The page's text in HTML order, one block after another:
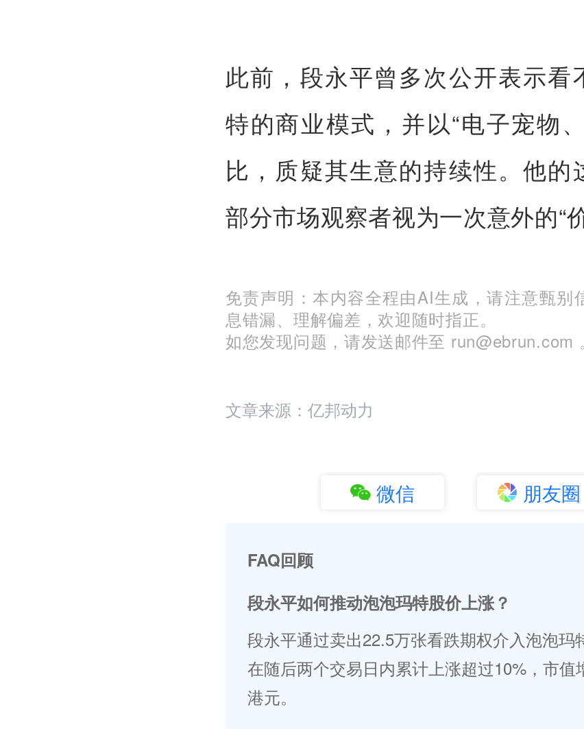
此前，段永平曾多次公开表示看
特的商业模式，并以“电子宠物
比，质疑其生意的持续性。他的
部分市场观察者视为一次意外的“价
免责声明：本内容全程由AI生成，请注意甄别
息错漏、理解偏差，欢迎随时指正。
如您发现问题，请发送邮件至 run@ebrun.com 。
文章来源：亿邦动力
微信 朋友圈
FAQ回顾
段永平如何推动泡泡玛特股价上涨？
段永平通过卖出22.5万张看跌期权介入泡泡玛
在随后两个交易日内累计上涨超过10%，市值
港元。